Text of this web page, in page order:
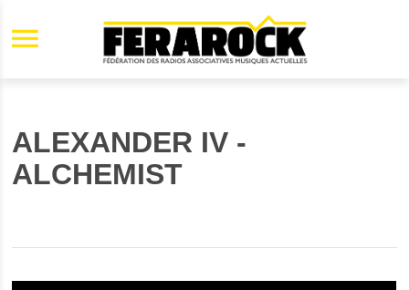
Aller au contenu principal
ALEXANDER IV -
ALCHEMIST